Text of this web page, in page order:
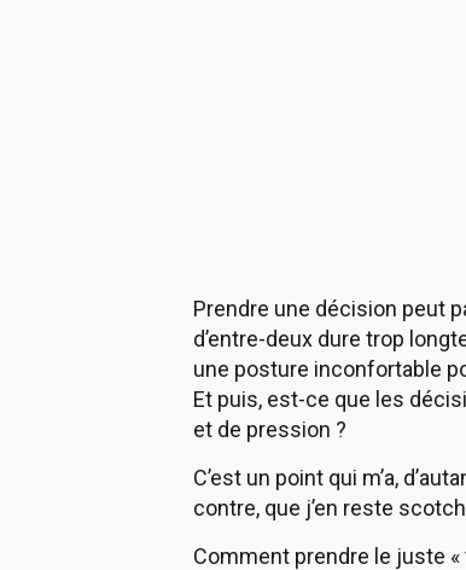
Prendre une décision peut
d’entre-deux dure trop
une posture inconfortable
Et puis, est-ce que les
et de pression ?
C’est un point qui m’a,
contre, que j’en reste
Comment prendre le juste